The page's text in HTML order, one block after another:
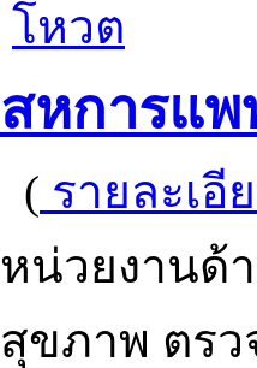
โหวต
สหการแพ
( รายละเอี
หน่วยงานด้
สุขภาพ ตร